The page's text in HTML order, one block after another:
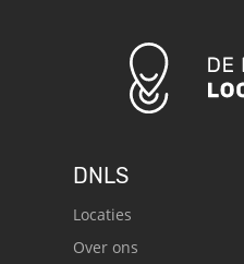
DNLS
Locaties
Over ons